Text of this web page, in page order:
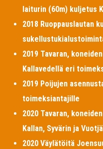
laiturin (60m) kuljetus
2018 Ruoppauslautan
2019 Tavaran,
Kallavedellä eri
2019 Poijujen
toimeksiantajille
2020 Tavaran,
Kallan, Syvärin ja
2020 Väylätöitä